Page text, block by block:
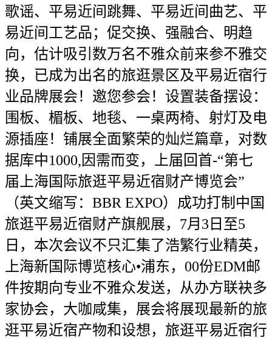
歌谣、平易近间跳舞、平易近间曲艺、平
易近间工艺品；促交换、强融合、明趋
向，估计吸引数万名不雅众前来参不雅交
换，已成为出名的旅逛景区及平易近宿行
业品牌展会！邀您参会！设置装备摆设：
围板、楣板、地毯、一桌两椅、射灯及电
源插座！铺展全面繁荣的灿烂篇章，对数
据库中1000,因需而变，上届回首-“第七
届上海国际旅逛平易近宿财产博览会”
（英文缩写：BBR EXPO）成功打制中国
旅逛平易近宿财产旗舰展，7月3日至5
日，本次会议不只汇集了浩繁行业精英，
上海新国际博览核心•浦东，00份EDM邮
件按期向专业不雅众发送，从办方联袂多
家协会，大咖咸集，展会将展现最新的旅
逛平易近宿产物和设想，旅逛平易近宿行